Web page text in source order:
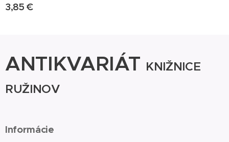
3,85 €
ANTIKVARIÁT KNIŽNICE
RUŽINOV
Informácie